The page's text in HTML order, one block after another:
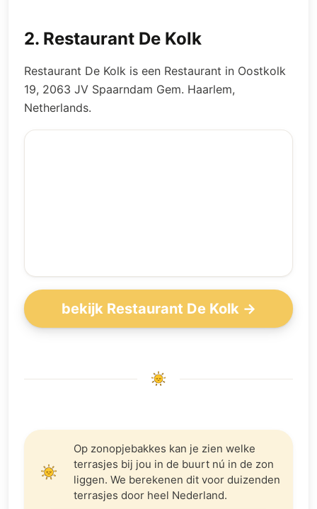
2. Restaurant De Kolk
Restaurant De Kolk is een Restaurant in Oostkolk
19, 2063 JV Spaarndam Gem. Haarlem,
Netherlands.
bekijk Restaurant De Kolk →
Op zonopjebakkes kan je zien welke
terrasjes bij jou in de buurt nú in de zon
liggen. We berekenen dit voor duizenden
terrasjes door heel Nederland.